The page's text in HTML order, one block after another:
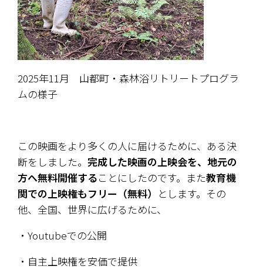
2025年11月 山都町・森林浴リトリートプログラ
ムの様子
この映画をより多くの人に届けるために、ある決
断をしました。 完成した映画の上映会を、地元の
方へ無料開催することにしたのです。また教育機
関での上映権もフリー（無料） とします。その
他、全国、世界に広げるために、
・Youtubeでの公開
・自主上映権を安価で提供